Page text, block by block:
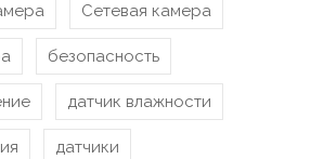
Сетевая камера
безопасность
датчик влажности
датчики